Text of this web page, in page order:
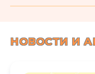
НОВОСТИ И